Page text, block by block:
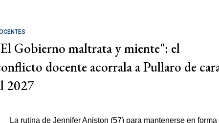
Gobierno maltrata y miente": el
docente acorrala a Pullaro de
2027